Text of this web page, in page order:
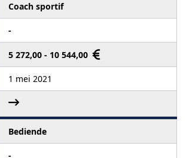
Coach sportif
-
5 272,00 - 10 544,00
1 mei 2021
Bediende
-